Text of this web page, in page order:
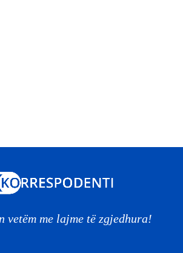
vetëm me lajme të zgjedhura!